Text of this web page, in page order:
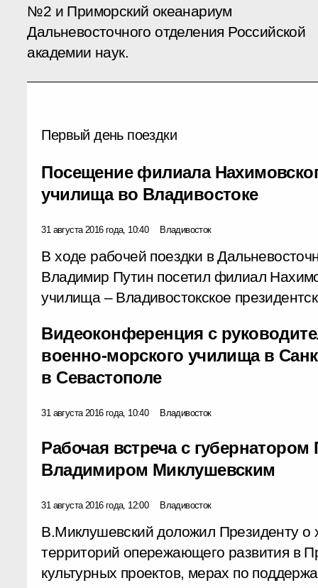
№2 и Приморский океанариум
Дальневосточного отделения Российской
академии наук.
Первый день поездки
Посещение филиала
училища во Владивостоке
31 августа 2016 года, 10:40 Владивосток
В ходе рабочей поездки в
Владимир Путин посетил филиал
училища – Владивостокское
Видеоконференция с
военно-морского училища в
в Севастополе
31 августа 2016 года, 10:40 Владивосток
Рабочая встреча с
Владимиром Миклушевским
31 августа 2016 года, 12:00 Владивосток
В.Миклушевский доложил Президенту о
территорий опережающего развития в
культурных проектов, мерах по